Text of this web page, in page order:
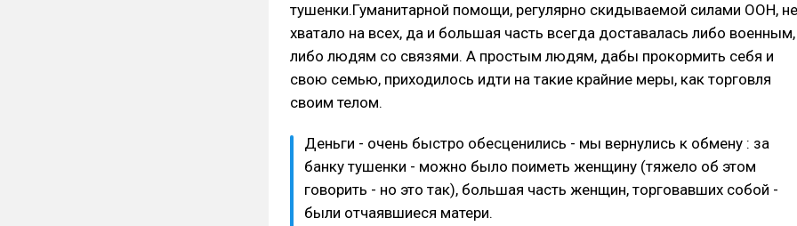
тушенки.Гуманитарной помощи, регулярно скидываемой силами ООН, не
хватало на всех, да и большая часть всегда доставалась либо военным,
либо людям со связями. А простым людям, дабы прокормить себя и
свою семью, приходилось идти на такие крайние меры, как торговля
своим телом.
Деньги - очень быстро обесценились - мы вернулись к обмену : за
банку тушенки - можно было поиметь женщину (тяжело об этом
говорить - но это так), большая часть женщин, торговавших собой -
были отчаявшиеся матери.